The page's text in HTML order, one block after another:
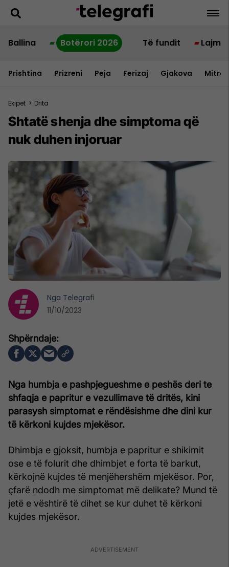
Ballina Botërori 2026 Të fundit Lajme
Prishtina Prizreni Peja Ferizaj Gjakova
Ekipet > Drita
Shtatë shenja dhe simptoma që
nuk duhen injoruar
Nga humbja e pashpjegueshme e peshës deri te
shfaqja e papritur e vezullimave të dritës, kini
parasysh simptomat e rëndësishme dhe dini kur
të kërkoni kujdes mjekësor.
Dhimbja e gjoksit, humbja e papritur e shikimit
ose e të folurit dhe dhimbjet e forta të barkut,
kërkojnë kujdes të menjëhershëm mjekësor. Por,
çfarë ndodh me simptomat më delikate? Mund të
jetë e vështirë të dihet se kur duhet të kërkoni
kujdes mjekësor.
Nga Telegrafi
11/10/2023